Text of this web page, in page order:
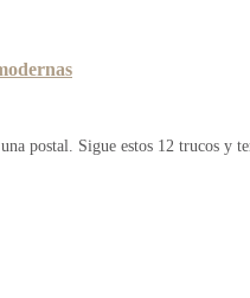
postal. Sigue estos 12 trucos y